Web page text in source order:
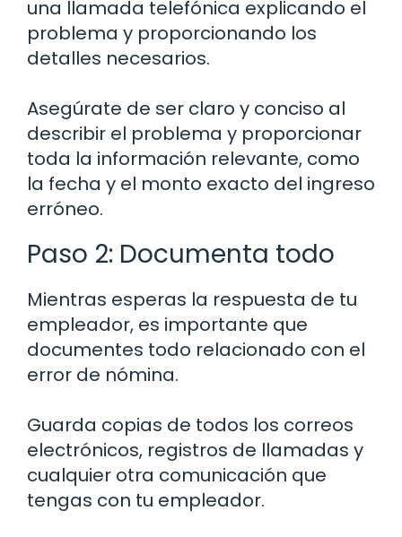
una llamada telefónica explicando el
problema y proporcionando los
detalles necesarios.
Asegúrate de ser claro y conciso al
describir el problema y proporcionar
toda la información relevante, como
la fecha y el monto exacto del ingreso
erróneo.
Paso 2: Documenta todo
Mientras esperas la respuesta de tu
empleador, es importante que
documentes todo relacionado con el
error de nómina.
Guarda copias de todos los correos
electrónicos, registros de llamadas y
cualquier otra comunicación que
tengas con tu empleador.